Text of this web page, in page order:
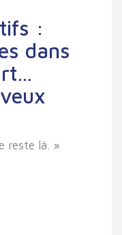
:
dans
reste là. »